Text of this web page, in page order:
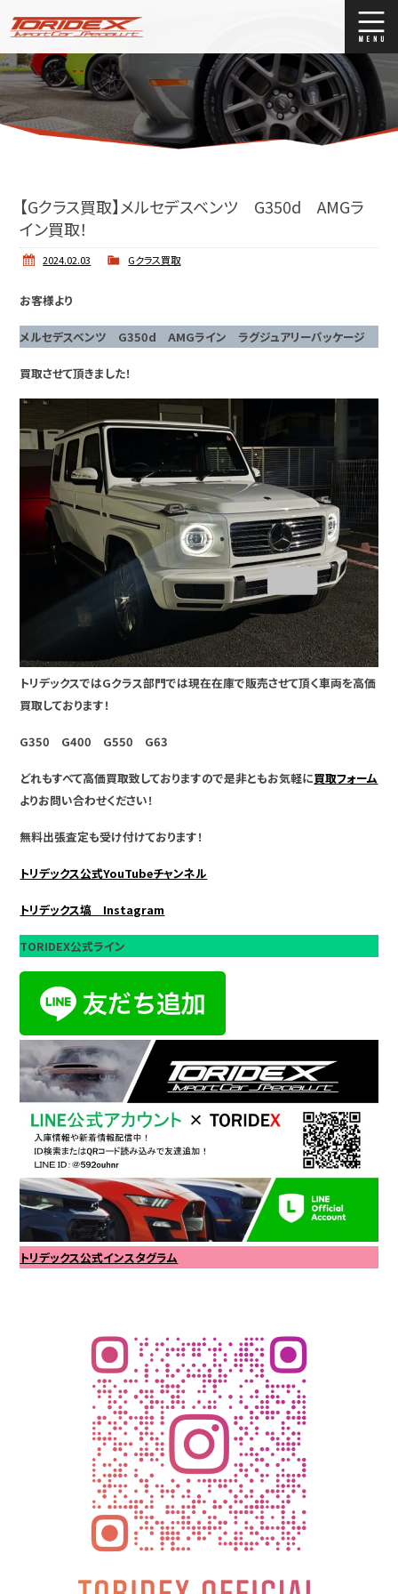
ブログ
Stock list
ストックリスト
店舗紹介
【Gクラス買取】メルセデスベンツ G350d AMGラ
イン買取！
2024.02.03 Gクラス買取
お客様より
メルセデスベンツ G350d AMGライン ラグジュアリーパッケージ
買取させて頂きました！
トリデックスではGクラス部門では現在在庫で販売させて頂く車両を高価
買取しております！
G350 G400 G550 G63
どれもすべて高価買取致しておりますので是非ともお気軽に買取フォーム
よりお問い合わせください！
無料出張査定も受け付けております！
トリデックス公式YouTubeチャンネル
トリデックス塙 Instagram
TORIDEX公式ライン
トリデックス公式インスタグラム